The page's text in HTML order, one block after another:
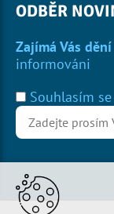
ODBĚR
Zajímá Vás
informováni
Souhlasím se